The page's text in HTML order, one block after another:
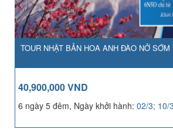
TOUR NHẬT BẢN HOA ANH ĐÀO NỞ SỚM
40,900,000 VND
6 ngày 5 đêm, Ngày khởi hành: 02/3; 10/